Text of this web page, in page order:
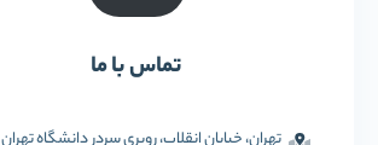
تماس با ما